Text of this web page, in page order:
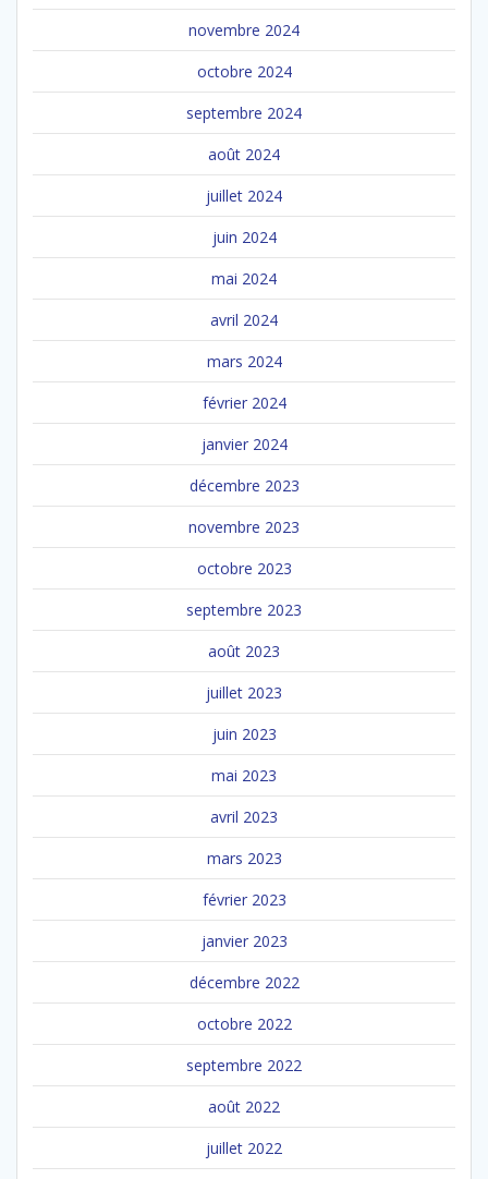
novembre 2024
octobre 2024
septembre 2024
août 2024
juillet 2024
juin 2024
mai 2024
avril 2024
mars 2024
février 2024
janvier 2024
décembre 2023
novembre 2023
octobre 2023
septembre 2023
août 2023
juillet 2023
juin 2023
mai 2023
avril 2023
mars 2023
février 2023
janvier 2023
décembre 2022
octobre 2022
septembre 2022
août 2022
juillet 2022